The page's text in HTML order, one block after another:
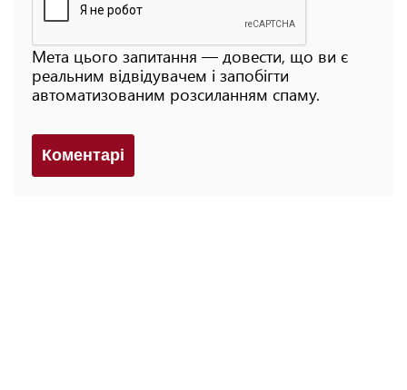
Мета цього запитання — довести, що ви є
реальним відвідувачем і запобігти
автоматизованим розсиланням спаму.
Коментарi